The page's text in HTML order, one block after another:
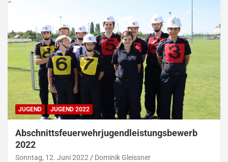
JUGEND JUGEND 2022
Abschnittsfeuerwehrjugendleistungsbewerb
2022
Sonntag, 12. Juni 2022 Dominik Gleissner